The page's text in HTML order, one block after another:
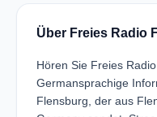
Über Freies Radio
Hören Sie Freies
Germansprachige
Flensburg, der aus